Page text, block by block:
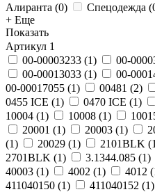
Алиранта (0) Спецодежда (
+ Еще
Показать
Артикул 1
00-00003233 (1) 00-
00-00013033 (1) 00-
00-00017055 (1) 00481 (2)
0455 ICE (1) 0470 ICE (1)
10004 (1) 10008 (1)
20001 (1) 20003 (1)
(1) 20029 (1) 2101BLK (1
2701BLK (1) 3.1344.085 (1)
40003 (1) 4002 (1) 4012 (
411040150 (1) 411040152 (1)